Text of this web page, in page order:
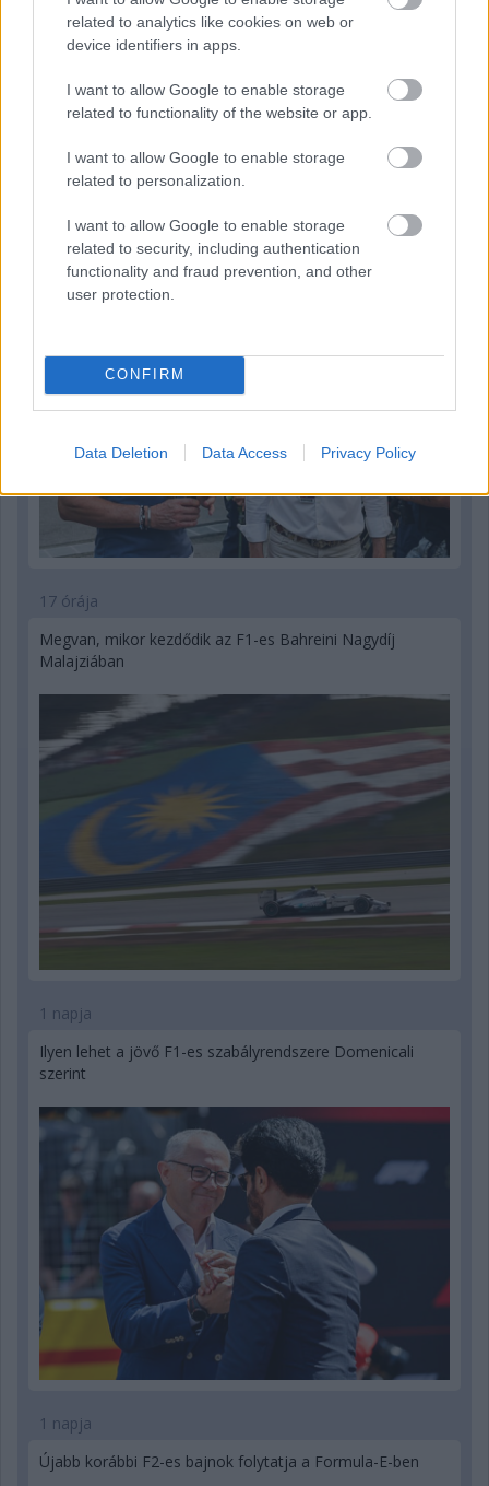
related to analytics like cookies on web or
device identifiers in apps.
I want to allow Google to enable storage
related to functionality of the website or app.
I want to allow Google to enable storage
related to personalization.
I want to allow Google to enable storage
related to security, including authentication
functionality and fraud prevention, and other
user protection.
CONFIRM
Data Deletion Data Access Privacy Policy
Parc Fermé
12 órája
Hakkinen megtartaná a Norris-Piastri párost a
McLarennél, nem borítaná fel Verstappenért
17 órája
Megvan, mikor kezdődik az F1-es Bahreini Nagydíj
Malajziában
1 napja
Ilyen lehet a jövő F1-es szabályrendszere Domenicali
szerint
1 napja
Újabb korábbi F2-es bajnok folytatja a Formula-E-ben